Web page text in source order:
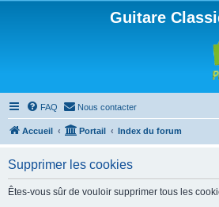
Guitare
FAQ Nous contacter
Accueil Portail Index du forum
Supprimer les cookies
Êtes-vous sûr de vouloir supprimer tous les